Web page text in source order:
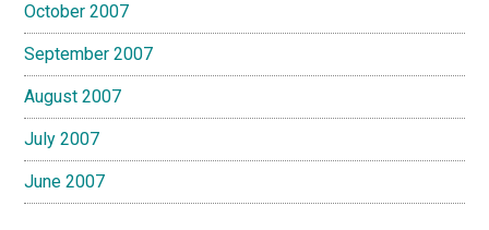
October 2007
September 2007
August 2007
July 2007
June 2007